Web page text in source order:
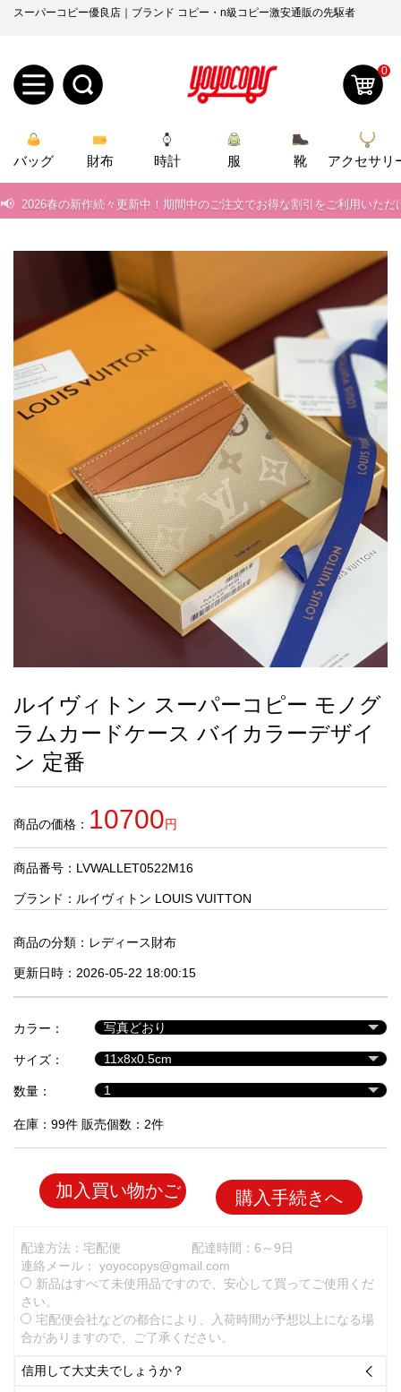
スーパーコピー優良店｜ブランド コピー・n級コピー激安通販の先駆者
規
ユ
登
録
ロ
グ
ー
ダ
ー
理
お
知
ら
yoyocopys@gmail.com
2026人気特集
バッグ
財布
時計
ズボン
衣装セット
住まい用品
アクセサリー
ベルト
スカーフ
アイフォーンケ
ース
小物
お
す
す
め
商
人
気
商
セ
ル
品
0
バッグ 財布 時計 服 靴 アクセサリ
当店は正真正銘のn級スーパーコピーのみ取扱い。最高品質の再現度を
📢 2026春の新作続々更新中！期間中のご注文でお得な割引をご利用いただ
📢 新作入荷！ルイ・ヴィトンスーパーコピー バッグ最新モデルが登場。
📢 当店は正真正銘のn級スーパーコピーのみ取扱い。最高品質の再現度を
2026春の新作続々更新中！期間中のご注文でお得な割引をご利用いただ
新作入荷！ルイ・ヴィトンスーパーコピー バッグ最新モデルが登場。
ルイヴィトン スーパーコピー モノグ
ラムカードケース バイカラーデザイ
ン 定番
商品の価格： 10700円
商品番号：LVWALLET0522M16
ブランド： ルイヴィトン LOUIS VUITTON
商品の分類： レディース財布
更新日時：2026-05-22 18:00:15
カラー：
サイズ：
数量：
在庫：99件 販売個数：2件
加入買い物かご 購入手続きへ
配達方法：宅配便
配達時間：6～9日
連絡メール： yoyocopys@gmail.com
新品はすべて未使用品ですので、安心して買ってご使用くだ
さい。
宅配便会社などの都合により、入荷時間が予想以上になる場
合がありますので、ご了承ください。
信用して大丈夫でしょうか？ 